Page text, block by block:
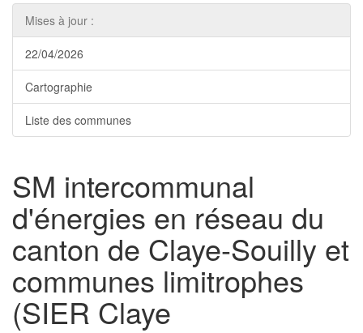
Mises à jour :
22/04/2026
Cartographie
Liste des communes
SM intercommunal
d'énergies en réseau du
canton de Claye-Souilly et
communes limitrophes
(SIER Claye